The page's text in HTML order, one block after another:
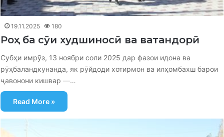
19.11.2025 180
Роҳ ба сӯи худшиносӣ ва ватандорӣ
Субҳи имрӯз, 13 ноябри соли 2025 дар фазои идона ва
рӯҳбаландкунанда, як рӯйдоди хотирмон ва илҳомбахш барои
ҷавонони кишвар —…
Read More »